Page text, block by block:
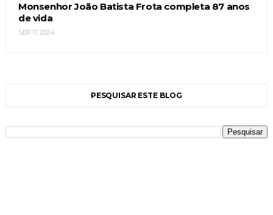
Monsenhor João Batista Frota completa 87 anos
de vida
SEP 11, 2024
PESQUISAR ESTE BLOG